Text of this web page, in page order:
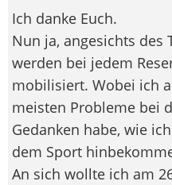
Ich danke Euch.
Nun ja, angesichts des
werden bei jedem
mobilisiert. Wobei ich
meisten Probleme bei
Gedanken habe, wie
dem Sport
An sich wollte ich am